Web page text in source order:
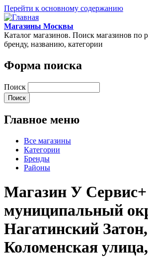
Перейти к основному содержанию
Магазины Москвы
Каталог магазинов. Поиск магазинов по
бренду, названию, категории
Форма поиска
Поиск
Главное меню
Все магазины
Категории
Бренды
Районы
Магазин У Сервис+
муниципальный
Нагатинский Затон,
Коломенская